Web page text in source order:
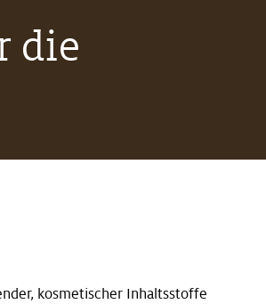
die
kosmetischer Inhaltsstoffe